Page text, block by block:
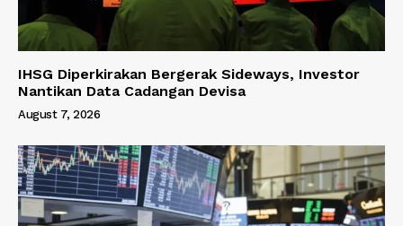
IHSG Diperkirakan Bergerak Sideways, Investor
Nantikan Data Cadangan Devisa
August 7, 2026